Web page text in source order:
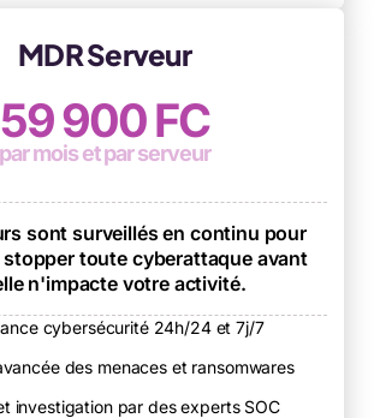
MDR Serveur
59 900 FC
par mois et par serveur
sont surveillés en continu pour
toute cyberattaque avant
n'impacte votre activité.
cybersécurité 24h/24 et 7j/7
des menaces et ransomwares
investigation par des experts SOC